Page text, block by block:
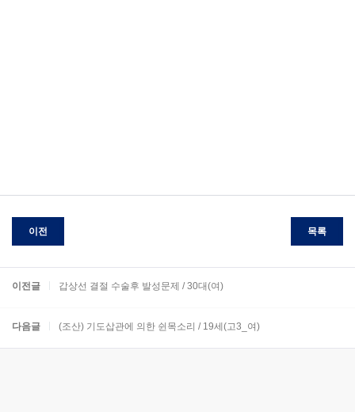
이전 목록
이전글 갑상선 결절 수술후 발성문제 / 30대(여)
다음글 (조산) 기도삽관에 의한 쉰목소리 / 19세(고3_여)